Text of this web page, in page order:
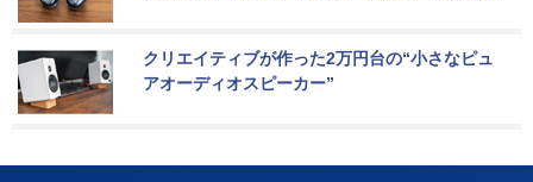
クリエイティブが作った2万円台の“小さなピュ
アオーディオスピーカー”